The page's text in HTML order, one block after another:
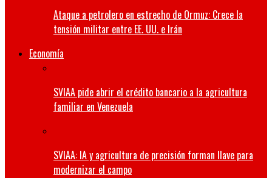
Ataque a petrolero en estrecho de Ormuz: Crece la
tensión militar entre EE. UU. e Irán
Economía
SVIAA pide abrir el crédito bancario a la agricultura
familiar en Venezuela
SVIAA: IA y agricultura de precisión forman llave para
modernizar el campo